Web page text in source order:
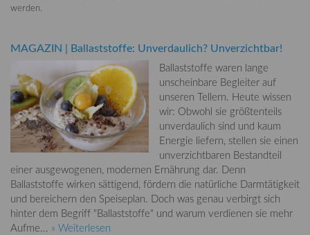
werden.
MAGAZIN | Ballaststoffe: Unverdaulich? Unverzichtbar!
Ballaststoffe waren lange
unscheinbare Begleiter auf
unseren Tellern. Heute wissen
wir: Obwohl sie größtenteils
unverdaulich sind und kaum
Energie liefern, stellen sie einen
unverzichtbaren Bestandteil
einer ausgewogenen, modernen Ernährung dar. Denn
Ballaststoffe wirken sättigend, fördern die natürliche Darmtätigkeit
und bereichern den Speiseplan. Doch was genau verbirgt sich
hinter dem Begriff "Ballaststoffe" und warum verdienen sie mehr
Aufme... » Weiterlesen